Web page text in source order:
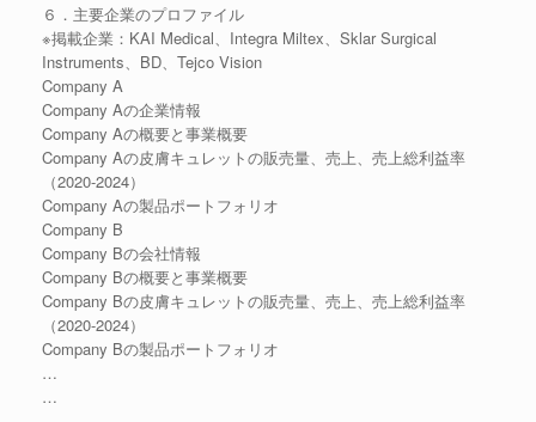
６．主要企業のプロファイル
※掲載企業：KAI Medical、Integra Miltex、Sklar Surgical
Instruments、BD、Tejco Vision
Company A
Company Aの企業情報
Company Aの概要と事業概要
Company Aの皮膚キュレットの販売量、売上、売上総利益率
（2020-2024）
Company Aの製品ポートフォリオ
Company B
Company Bの会社情報
Company Bの概要と事業概要
Company Bの皮膚キュレットの販売量、売上、売上総利益率
（2020-2024）
Company Bの製品ポートフォリオ
…
…